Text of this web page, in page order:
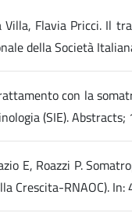
Flavia Pricci. Il
della Società
con la
(SIE).
E, Roazzi P.
Crescita-RNAOC).